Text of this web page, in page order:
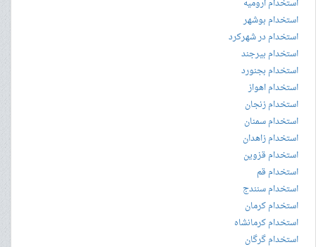
استخدام ارومیه
استخدام بوشهر
استخدام در شهرکرد
استخدام بیرجند
استخدام بجنورد
استخدام اهواز
استخدام زنجان
استخدام سمنان
استخدام زاهدان
استخدام قزوین
استخدام قم
استخدام سنندج
استخدام کرمان
استخدام کرمانشاه
استخدام گرگان